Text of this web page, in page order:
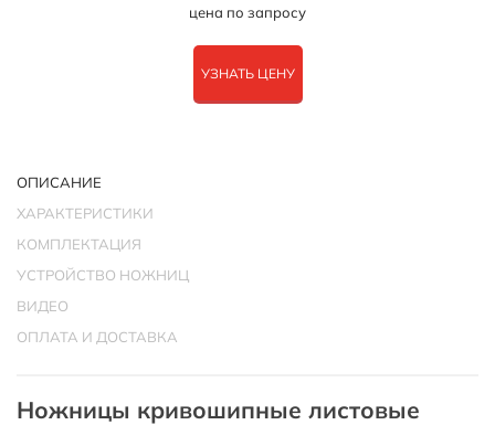
цена по запросу
УЗНАТЬ ЦЕНУ
ОПИСАНИЕ
ХАРАКТЕРИСТИКИ
КОМПЛЕКТАЦИЯ
УСТРОЙСТВО НОЖНИЦ
ВИДЕО
ОПЛАТА И ДОСТАВКА
Ножницы кривошипные листовые